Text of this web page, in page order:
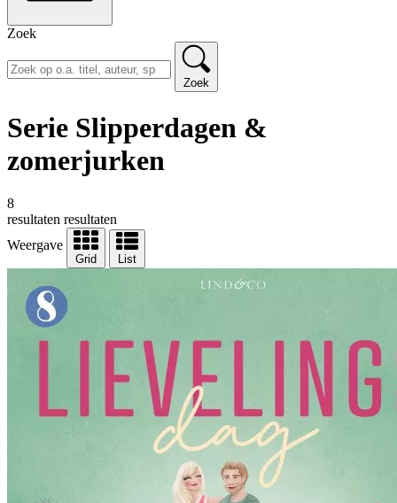
Zoek
Zoek
Serie Slipperdagen &
zomerjurken
8
resultaten resultaten
Weergave
Grid List